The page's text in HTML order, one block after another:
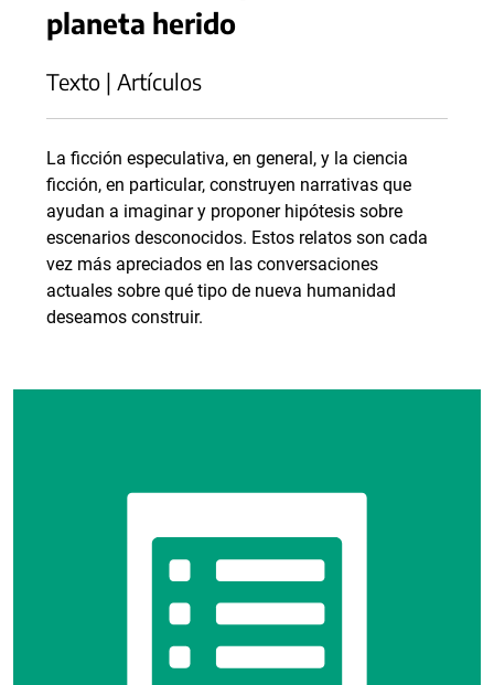
planeta herido
Texto | Artículos
La ficción especulativa, en general, y la ciencia
ficción, en particular, construyen narrativas que
ayudan a imaginar y proponer hipótesis sobre
escenarios desconocidos. Estos relatos son cada
vez más apreciados en las conversaciones
actuales sobre qué tipo de nueva humanidad
deseamos construir.